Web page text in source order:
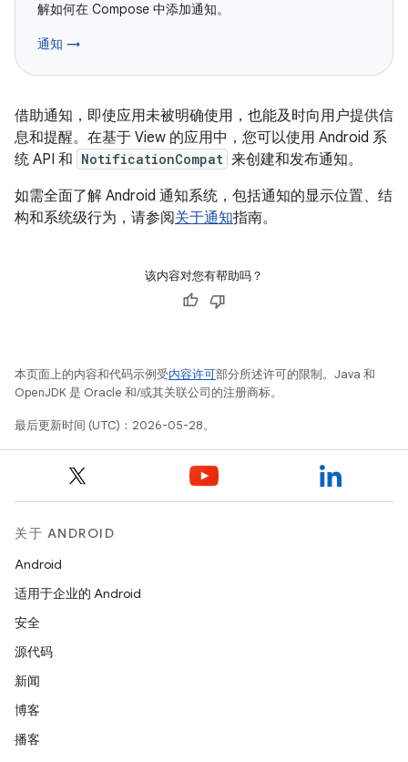
解如何在 Compose 中添加通知。
通知 →
借助通知，即使应用未被明确使用，也能及时向用户提供信
息和提醒。在基于 View 的应用中，您可以使用 Android 系
统 API 和 NotificationCompat 来创建和发布通知。
如需全面了解 Android 通知系统，包括通知的显示位置、结
构和系统级行为，请参阅关于通知指南。
该内容对您有帮助吗？
本页面上的内容和代码示例受内容许可部分所述许可的限制。Java 和
OpenJDK 是 Oracle 和/或其关联公司的注册商标。
最后更新时间 (UTC)：2026-05-28。
关于 ANDROID
Android
适用于企业的 Android
安全
源代码
新闻
博客
播客